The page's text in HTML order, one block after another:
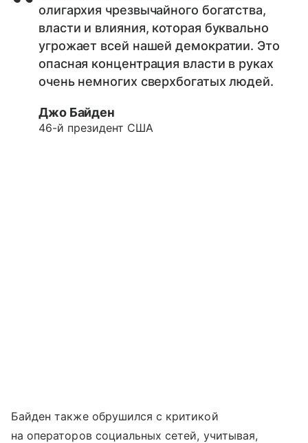
олигархия чрезвычайного богатства,
власти и влияния, которая буквально
угрожает всей нашей демократии. Это
опасная концентрация власти в руках
очень немногих сверхбогатых людей.
Джо Байден
46-й президент США
Байден также обрушился с критикой
на операторов социальных сетей, учитывая,